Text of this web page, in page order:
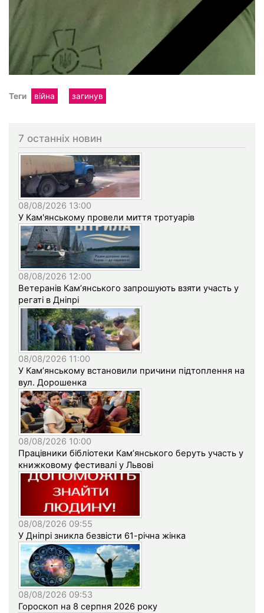
Теги війна загинув
7 останніх новин
08/08/2026 13:00
У Кам'янському провели миття тротуарів
08/08/2026 12:00
Ветеранів Кам’янського запрошують взяти участь у
регаті в Дніпрі
08/08/2026 11:00
У Кам’янському встановили причини підтоплення на
вул. Дорошенка
08/08/2026 10:00
Працівники бібліотеки Кам’янського беруть участь у
книжковому фестивалі у Львові
08/08/2026 09:55
У Дніпрі зникла безвісти 61-річна жінка
08/08/2026 09:53
Гороскоп на 8 серпня 2026 року